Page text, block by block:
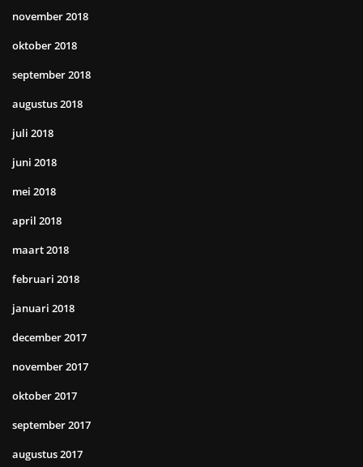
november 2018
oktober 2018
september 2018
augustus 2018
juli 2018
juni 2018
mei 2018
april 2018
maart 2018
februari 2018
januari 2018
december 2017
november 2017
oktober 2017
september 2017
augustus 2017